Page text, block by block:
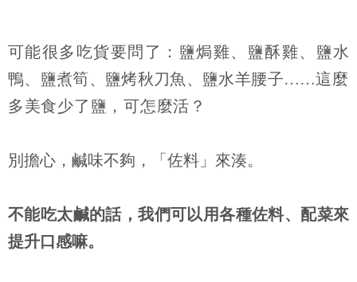
可能很多吃貨要問了：鹽焗雞、鹽酥雞、鹽水
鴨、鹽煮筍、鹽烤秋刀魚、鹽水羊腰子……這麼
多美食少了鹽，可怎麼活？
別擔心，鹹味不夠，「佐料」來湊。
不能吃太鹹的話，我們可以用各種佐料、配菜來
提升口感嘛。